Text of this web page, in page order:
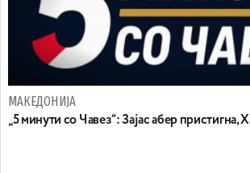
МАКЕДОНИЈА
„5 минути со Чавез“: Зајас абер пристигна,